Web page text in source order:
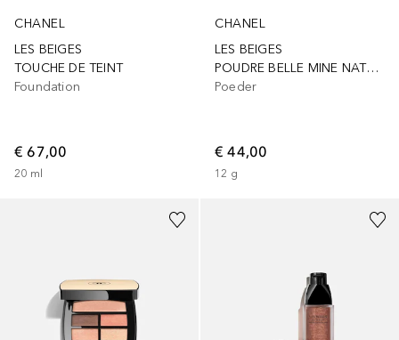
CHANEL
LES BEIGES
TOUCHE DE TEINT
Foundation
€ 67,00
20 ml
CHANEL
LES BEIGES
POUDRE BELLE MINE NATURELLE
Poeder
€ 44,00
12 g
+